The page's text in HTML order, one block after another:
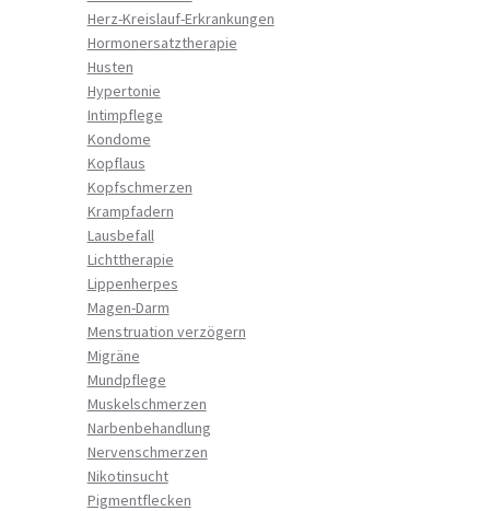
Herz-Kreislauf-Erkrankungen
Hormonersatztherapie
Husten
Hypertonie
Intimpflege
Kondome
Kopflaus
Kopfschmerzen
Krampfadern
Lausbefall
Lichttherapie
Lippenherpes
Magen-Darm
Menstruation verzögern
Migräne
Mundpflege
Muskelschmerzen
Narbenbehandlung
Nervenschmerzen
Nikotinsucht
Pigmentflecken